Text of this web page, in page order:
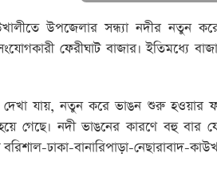
উপজেলার সন্ধ্যা নদীর নতুন
ফেরীঘাট বাজার। ইতিমধ্যে
দেখা যায়, নতুন করে ভাঙন শুরু হওয়ার
হয়ে গেছে। নদী ভাঙনের কারণে বহু বার
ঢাকা-বানারিপাড়া-নেছারাবাদ-